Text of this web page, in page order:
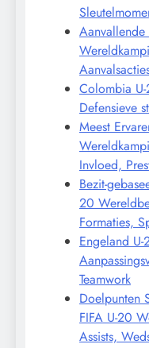
Aanvallende
Colombia
Defensieve
Meest
Invloed,
Bezit-
20
Formaties,
Engeland
Teamwork
Doelpunten
FIFA U-20
Assists,